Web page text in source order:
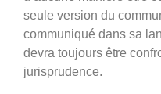
seule version du
communiqué dans sa
devra toujours être
jurisprudence.